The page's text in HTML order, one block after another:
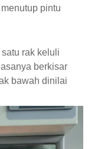
pintu
rak keluli
berkisar
bawah dinilai